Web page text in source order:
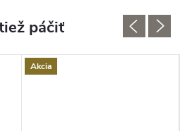
Akcia